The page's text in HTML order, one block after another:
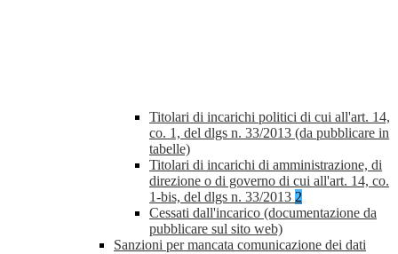
Titolari di incarichi politici di cui all'art. 14,
co. 1, del dlgs n. 33/2013 (da pubblicare in
tabelle)
Titolari di incarichi di amministrazione, di
direzione o di governo di cui all'art. 14, co.
1-bis, del dlgs n. 33/2013 2
Cessati dall'incarico (documentazione da
pubblicare sul sito web)
Sanzioni per mancata comunicazione dei dati